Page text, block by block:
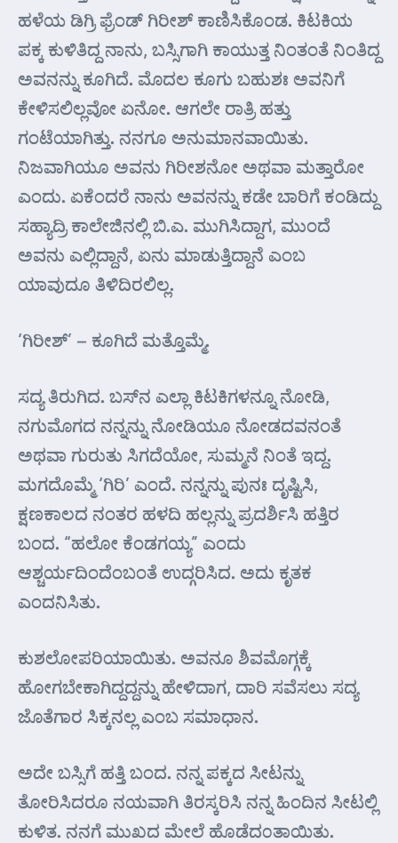
ಹಳೆಯ ಡಿಗ್ರಿ ಫ್ರೆಂಡ್ ಗಿರೀಶ್ ಕಾಣಿಸಿಕೊಂಡ. ಕಿಟಕಿಯ
ಪಕ್ಕ ಕುಳಿತಿದ್ದ ನಾನು, ಬಸ್ಸಿಗಾಗಿ ಕಾಯುತ್ತ ನಿಂತಂತೆ ನಿಂತಿದ್ದ
ಅವನನ್ನು ಕೂಗಿದೆ. ಮೊದಲ ಕೂಗು ಬಹುಶಃ ಅವನಿಗೆ
ಕೇಳಿಸಲಿಲ್ಲವೋ ಏನೋ. ಆಗಲೇ ರಾತ್ರಿ ಹತ್ತು
ಗಂಟೆಯಾಗಿತ್ತು. ನನಗೂ ಅನುಮಾನವಾಯಿತು.
ನಿಜವಾಗಿಯೂ ಅವನು ಗಿರೀಶನೋ ಅಥವಾ ಮತ್ತಾರೋ
ಎಂದು. ಏಕೆಂದರೆ ನಾನು ಅವನನ್ನು ಕಡೇ ಬಾರಿಗೆ ಕಂಡಿದ್ದು
ಸಹ್ಯಾದ್ರಿ ಕಾಲೇಜಿನಲ್ಲಿ ಬಿ.ಎ. ಮುಗಿಸಿದ್ದಾಗ, ಮುಂದೆ
ಅವನು ಎಲ್ಲಿದ್ದಾನೆ, ಏನು ಮಾಡುತ್ತಿದ್ದಾನೆ ಎಂಬ
ಯಾವುದೂ ತಿಳಿದಿರಲಿಲ್ಲ.
‘ಗಿರೀಶ್’ – ಕೂಗಿದೆ ಮತ್ತೊಮ್ಮೆ.
ಸದ್ಯ ತಿರುಗಿದ. ಬಸ್‌ನ ಎಲ್ಲಾ ಕಿಟಕಿಗಳನ್ನೂ ನೋಡಿ,
ನಗುಮೊಗದ ನನ್ನನ್ನು ನೋಡಿಯೂ ನೋಡದವನಂತೆ
ಅಥವಾ ಗುರುತು ಸಿಗದೆಯೋ, ಸುಮ್ಮನೆ ನಿಂತೆ ಇದ್ದ.
ಮಗದೊಮ್ಮೆ ‘ಗಿರಿ’ ಎಂದೆ. ನನ್ನನ್ನು ಪುನಃ ದೃಷ್ಟಿಸಿ,
ಕ್ಷಣಕಾಲದ ನಂತರ ಹಳದಿ ಹಲ್ಲನ್ನು ಪ್ರದರ್ಶಿಸಿ ಹತ್ತಿರ
ಬಂದ. “ಹಲೋ ಕೆಂಡಗಯ್ಯ” ಎಂದು
ಆಶ್ಚರ್ಯದಿಂದೆಂಬಂತೆ ಉದ್ಗರಿಸಿದ. ಅದು ಕೃತಕ
ಎಂದನಿಸಿತು.
ಕುಶಲೋಪರಿಯಾಯಿತು. ಅವನೂ ಶಿವಮೊಗ್ಗಕ್ಕೆ
ಹೋಗಬೇಕಾಗಿದ್ದದ್ದನ್ನು ಹೇಳಿದಾಗ, ದಾರಿ ಸವೆಸಲು ಸದ್ಯ
ಜೊತೆಗಾರ ಸಿಕ್ಕನಲ್ಲ ಎಂಬ ಸಮಾಧಾನ.
ಅದೇ ಬಸ್ಸಿಗೆ ಹತ್ತಿ ಬಂದ. ನನ್ನ ಪಕ್ಕದ ಸೀಟನ್ನು
ತೋರಿಸಿದರೂ ನಯವಾಗಿ ತಿರಸ್ಕರಿಸಿ ನನ್ನ ಹಿಂದಿನ ಸೀಟಲ್ಲಿ
ಕುಳಿತ. ನನಗೆ ಮುಖದ ಮೇಲೆ ಹೊಡೆದ೦ತಾಯಿತು.